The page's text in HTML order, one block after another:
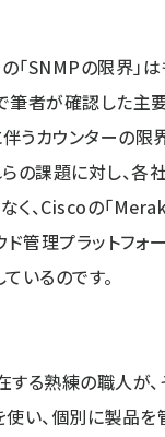
「SNMPの限界」
筆者が確認した主
うカウンターの限
の課題に対し、各
、Ciscoの「
管理プラットフォ
いるのです。
する熟練の職人が
い、個別に製品を